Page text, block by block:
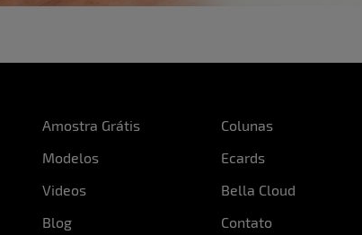
Amostra Grátis Colunas
Modelos
Ecards
Videos
Bella Cloud
Blog
Contato